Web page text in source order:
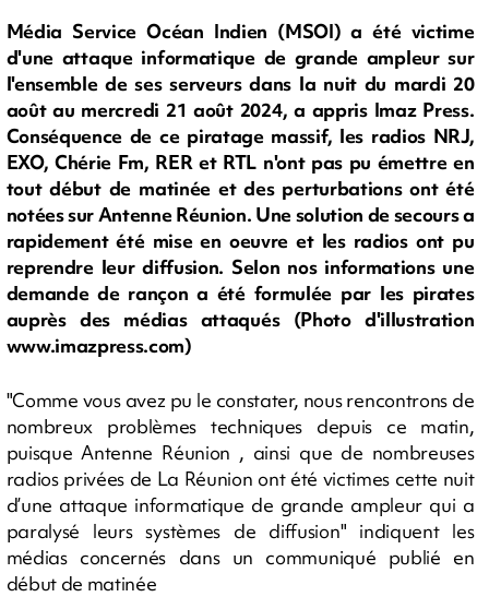
Média Service Océan Indien (MSOI) a été victime
d'une attaque informatique de grande ampleur sur
l'ensemble de ses serveurs dans la nuit du mardi 20
août au mercredi 21 août 2024, a appris Imaz Press.
Conséquence de ce piratage massif, les radios NRJ,
EXO, Chérie Fm, RER et RTL n'ont pas pu émettre en
tout début de matinée et des perturbations ont été
notées sur Antenne Réunion. Une solution de secours a
rapidement été mise en oeuvre et les radios ont pu
reprendre leur diffusion. Selon nos informations une
demande de rançon a été formulée par les pirates
auprès des médias attaqués (Photo d'illustration
www.imazpress.com)
"Comme vous avez pu le constater, nous rencontrons de
nombreux problèmes techniques depuis ce matin,
puisque Antenne Réunion , ainsi que de nombreuses
radios privées de La Réunion ont été victimes cette nuit
d’une attaque informatique de grande ampleur qui a
paralysé leurs systèmes de diffusion" indiquent les
médias concernés dans un communiqué publié en
début de matinée